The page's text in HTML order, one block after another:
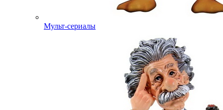
Мульт-сериалы